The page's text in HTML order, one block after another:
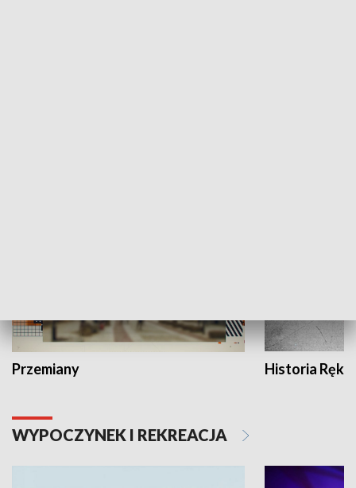
Przemiany Historia Ręką
WYPOCZYNEK I REKREACJA